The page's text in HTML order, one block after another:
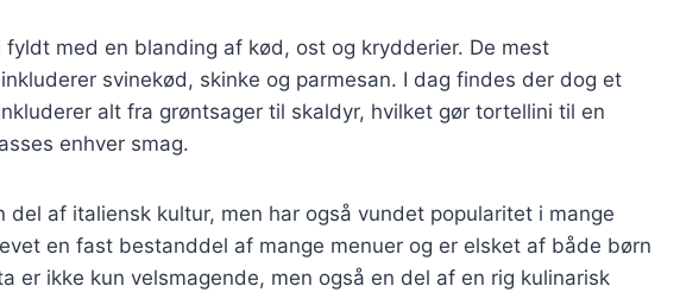
med en blanding af kød, ost og krydderier. De mest
svinekød, skinke og parmesan. I dag findes der dog et
alt fra grøntsager til skaldyr, hvilket gør tortellini til en
enhver smag.
del af italiensk kultur, men har også vundet popularitet i mange
en fast bestanddel af mange menuer og er elsket af både børn
er ikke kun velsmagende, men også en del af en rig kulinarisk